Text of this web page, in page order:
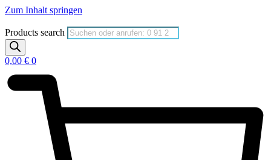
Zum Inhalt springen
Products search
0,00 € 0